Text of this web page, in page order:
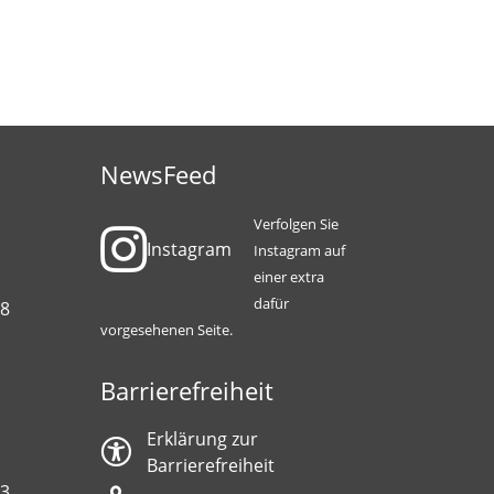
NewsFeed
Instagram
Verfolgen Sie
Instagram auf
einer extra
dafür
vorgesehenen Seite.
Barrierefreiheit
Erklärung zur
Barrierefreiheit